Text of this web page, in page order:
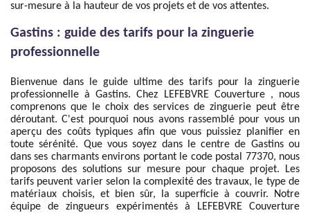
sur-mesure à la hauteur de vos projets et de vos attentes.
Gastins : guide des tarifs pour la zinguerie
professionnelle
Bienvenue dans le guide ultime des tarifs pour la zinguerie
professionnelle à Gastins. Chez LEFEBVRE Couverture , nous
comprenons que le choix des services de zinguerie peut être
déroutant. C'est pourquoi nous avons rassemblé pour vous un
aperçu des coûts typiques afin que vous puissiez planifier en
toute sérénité. Que vous soyez dans le centre de Gastins ou
dans ses charmants environs portant le code postal 77370, nous
proposons des solutions sur mesure pour chaque projet. Les
tarifs peuvent varier selon la complexité des travaux, le type de
matériaux choisis, et bien sûr, la superficie à couvrir. Notre
équipe de zingueurs expérimentés à LEFEBVRE Couverture